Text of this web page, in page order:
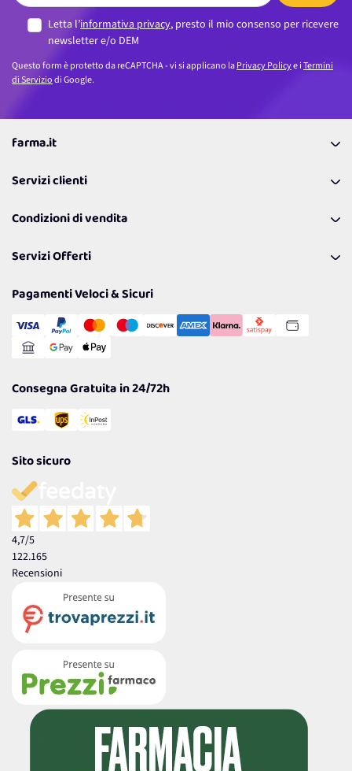
Letta l’informativa privacy, presto il mio consenso per ricevere
newsletter e/o DEM
Questo form è protetto da reCAPTCHA - vi si applicano laPrivacy Policye iTermini
di Serviziodi Google.
farma.it
Coupon
Lavora con noi
Politiche per la parità di genere
Servizi clienti
Richiamami
Resi
Condizioni di vendita
Spedizioni
Cookie Policy
Gestisci Cookie
Servizi Offerti
Reso Facile e Veloce
Pagamenti Veloci & Sicuri
Consegna Gratuita in 24/72h
Sito sicuro
4,7/5
122.165
Recensioni